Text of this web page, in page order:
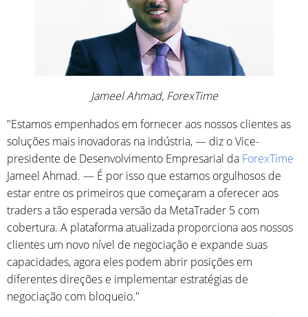
Jameel Ahmad, ForexTime
"Estamos empenhados em fornecer aos nossos clientes as
soluções mais inovadoras na indústria, — diz o Vice-
presidente de Desenvolvimento Empresarial da ForexTime
Jameel Ahmad. — É por isso que estamos orgulhosos de
estar entre os primeiros que começaram a oferecer aos
traders a tão esperada versão da MetaTrader 5 com
cobertura. A plataforma atualizada proporciona aos nossos
clientes um novo nível de negociação e expande suas
capacidades, agora eles podem abrir posições em
diferentes direções e implementar estratégias de
negociação com bloqueio."